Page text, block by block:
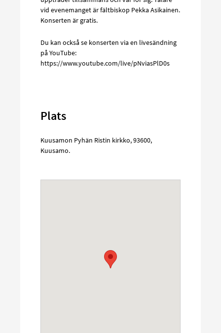
vid evenemanget är fältbiskop Pekka Asikainen.
Konserten är gratis.
Du kan också se konserten via en livesändning
på YouTube:
https://www.youtube.com/live/pNviasPlD0s
Plats
Kuusamon Pyhän Ristin kirkko,93600,
Kuusamo.